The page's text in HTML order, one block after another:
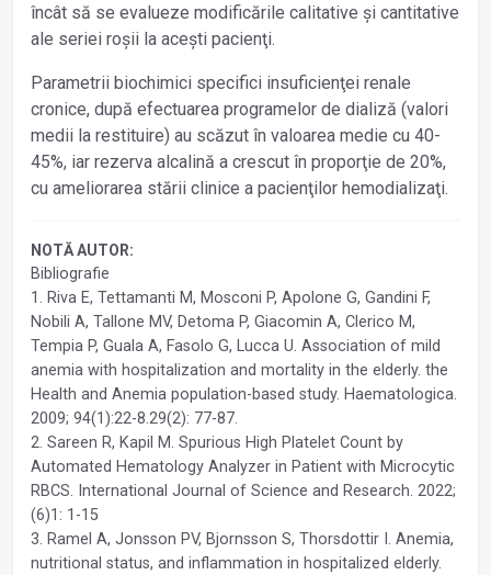
încât să se evalueze modificările calitative și cantitative
ale seriei roșii la acești pacienţi.
Parametrii biochimici specifici insuficienţei renale
cronice, după efectuarea programelor de dializă (valori
medii la restituire) au scăzut în valoarea medie cu 40-
45%, iar rezerva alcalină a crescut în proporţie de 20%,
cu ameliorarea stării clinice a pacienţilor hemodializaţi.
NOTĂ AUTOR:
Bibliografie
1. Riva E, Tettamanti M, Mosconi P, Apolone G, Gandini F,
Nobili A, Tallone MV, Detoma P, Giacomin A, Clerico M,
Tempia P, Guala A, Fasolo G, Lucca U. Association of mild
anemia with hospitalization and mortality in the elderly. the
Health and Anemia population-based study. Haematologica.
2009; 94(1):22-8.29(2): 77-87.
2. Sareen R, Kapil M. Spurious High Platelet Count by
Automated Hematology Analyzer in Patient with Microcytic
RBCS. International Journal of Science and Research. 2022;
(6)1: 1-15
3. Ramel A, Jonsson PV, Bjornsson S, Thorsdottir I. Anemia,
nutritional status, and inflammation in hospitalized elderly.